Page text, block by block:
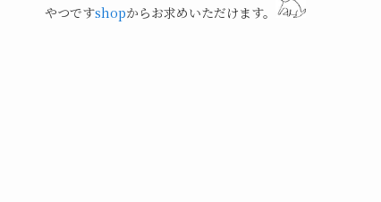
やつですshopからお求めいただけます。